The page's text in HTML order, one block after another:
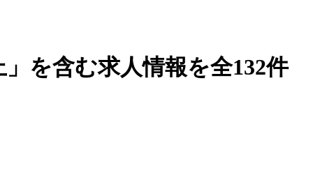
を含む求人情報を全132件